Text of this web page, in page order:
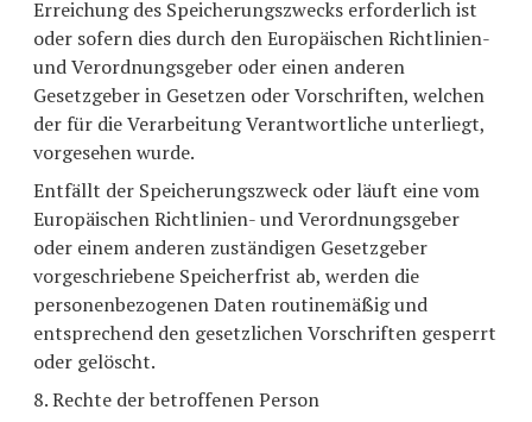
Erreichung des Speicherungszwecks erforderlich ist
oder sofern dies durch den Europäischen Richtlinien-
und Verordnungsgeber oder einen anderen
Gesetzgeber in Gesetzen oder Vorschriften, welchen
der für die Verarbeitung Verantwortliche unterliegt,
vorgesehen wurde.
Entfällt der Speicherungszweck oder läuft eine vom
Europäischen Richtlinien- und Verordnungsgeber
oder einem anderen zuständigen Gesetzgeber
vorgeschriebene Speicherfrist ab, werden die
personenbezogenen Daten routinemäßig und
entsprechend den gesetzlichen Vorschriften gesperrt
oder gelöscht.
8. Rechte der betroffenen Person